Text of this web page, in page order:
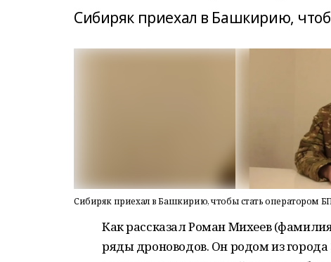
Сибиряк приехал в Башкирию,
Сибиряк приехал в Башкирию, чтобы стать оператором
Как рассказал Роман Михеев
ряды дроноводов. Он родом из города